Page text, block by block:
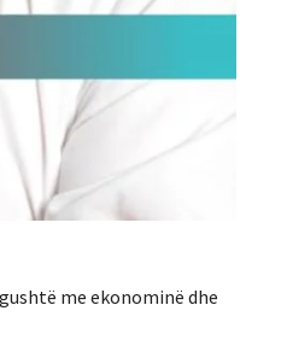
me ekonominë dhe